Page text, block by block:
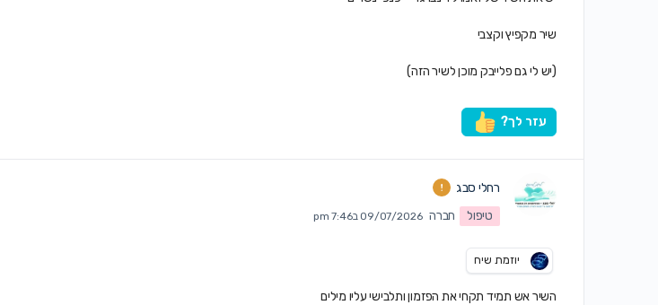
שיר מקפיץ וקצבי
(יש לי גם פלייבק מוכן לשיר הזה)
עזר לך?
רחלי סבג
טיפול
חברה 09/07/2026 ב7:46 pm
יוזמת שיח
השיר אש תמיד תקחי את הפזמון ותלבישי עליו מילים